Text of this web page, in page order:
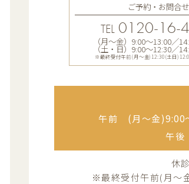
ご予約・お問合せ
TEL0120-16-
（月〜金）9:00〜13:00／
（土・日）9:00〜12:30／
※最終受付午前(月～金)12:30(土日
午前 (月〜金)9:00
午
休
※最終受付午前(月～